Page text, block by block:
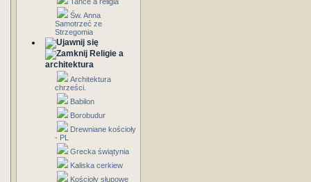
Św. Anna
Samotrzeć ze
Strzegomia
Religie a
architektura
Architektura
chrześci.
Babilon
Borobudur
Drewniane kościoły
- PL
Grecka świątynia
Kaliska cerkiew
Kościoły słupowe